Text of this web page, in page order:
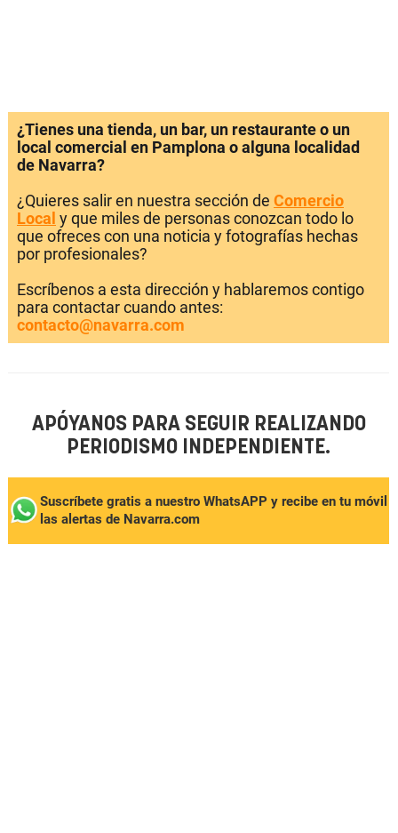
¿Tienes una tienda, un bar, un restaurante o un
local comercial en Pamplona o alguna localidad
de Navarra?
¿Quieres salir en nuestra sección de Comercio
Local y que miles de personas conozcan todo lo
que ofreces con una noticia y fotografías hechas
por profesionales?
Escríbenos a esta dirección y hablaremos contigo
para contactar cuando antes:
contacto@navarra.com
APÓYANOS PARA SEGUIR REALIZANDO
PERIODISMO INDEPENDIENTE.
Suscríbete gratis a nuestro WhatsAPP y recibe en tu móvil
las alertas de Navarra.com